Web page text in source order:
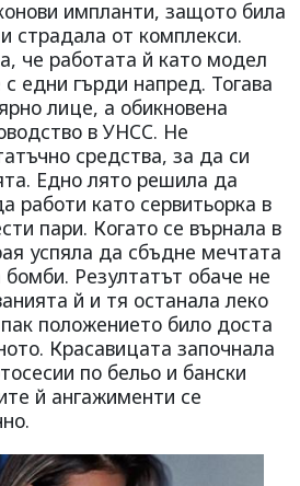
импланти, защото била
страдала от комплекси.
че работата й като модел
едни гърди напред. Тогава
лице, а обикновена
в УНСС. Не
средства, за да си
Едно лято решила да
работи като сервитьорка в
пари. Когато се върнала в
успяла да сбъдне мечтата
Резултатът обаче не
й и тя останала леко
положението било доста
Красавицата започнала
по бельо и бански
й ангажименти се